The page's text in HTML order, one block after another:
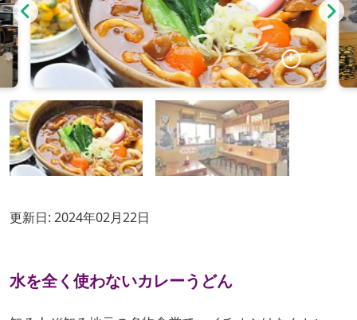
更新日: 2024年02月22日
水を全く使わないカレーうどん